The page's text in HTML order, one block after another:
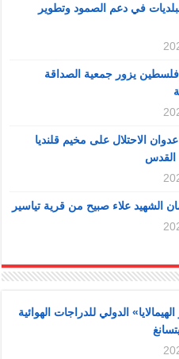
في دعم الصمود وتطوير
يزور جمعية الصداقة
عدوان الاحتلال على مخيم قلنديا
الشهيد علاء صبيح من قرية تياسير
الدولي للدراجات الهوائية